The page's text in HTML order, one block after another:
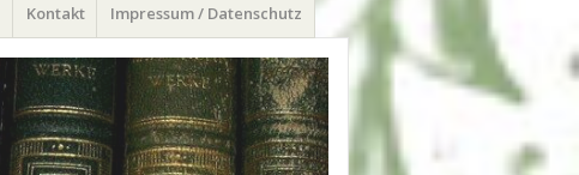
Kontakt Impressum / Datenschutz